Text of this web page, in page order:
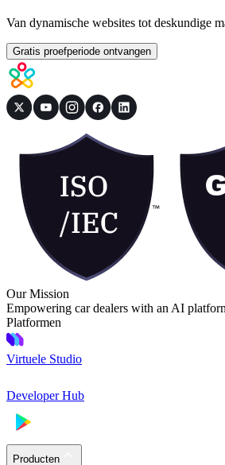
Van dynamische websites tot deskundige
Gratis proefperiode ontvangen
Our Mission
Empowering car dealers with an AI
Platformen
Virtuele Studio
Developer Hub
Producten